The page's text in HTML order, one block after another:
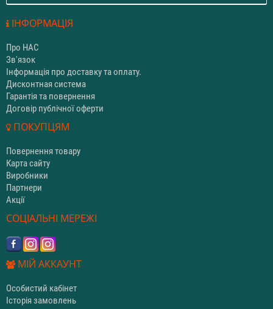
ІНФОРМАЦІЯ
Про НАС
Зв'язок
Інформація про доставку та оплату.
Дисконтная система
Гарантія та повернення
Договір публічної оферти
ПОКУПЦЯМ
Повернення товару
Карта сайту
Виробники
Партнери
Акції
СОЦІАЛЬНІ МЕРЕЖІ
МІЙ АККАУНТ
Особистий кабінет
Історія замовлень